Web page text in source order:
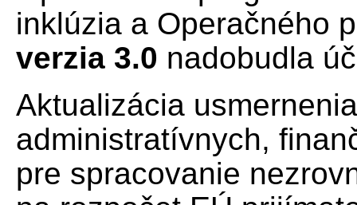
inklúzia a Operačného
verzia 3.0 nadobudla
Aktualizácia
administratívnych,
pre spracovanie